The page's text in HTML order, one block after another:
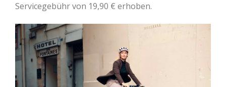
Servicegebühr von 19,90 € erhoben.